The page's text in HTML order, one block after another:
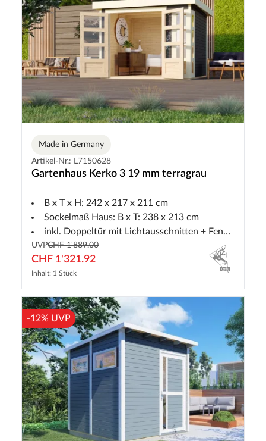
Made in Germany
Artikel-Nr.: L7150628
Gartenhaus Kerko 3 19 mm terragrau
B x T x H: 242 x 217 x 211 cm
Sockelmaß Haus: B x T: 238 x 213 cm
inkl. Doppeltür mit Lichtausschnitten + Fenster
UVPCHF 1'889.00
CHF 1'321.92
Inhalt: 1 Stück
-12% UVP